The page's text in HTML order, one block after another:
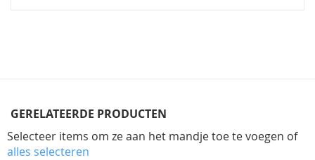
GERELATEERDE PRODUCTEN
Selecteer items om ze aan het mandje toe te voegen of
alles selecteren